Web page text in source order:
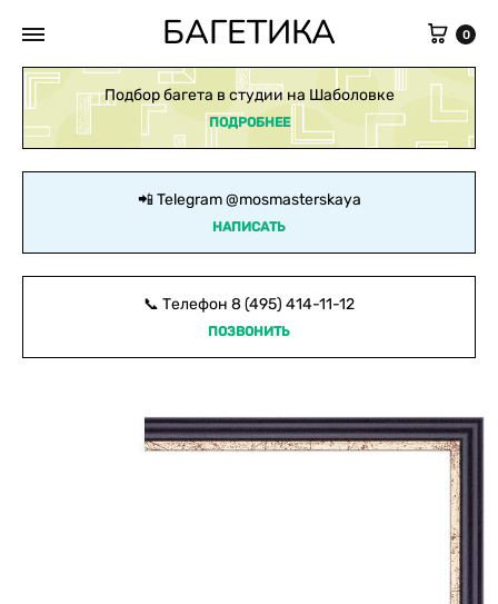
БАГЕТИКА 0
Подбор багета в студии на Шаболовке
ПОДРОБНЕЕ
📲 Telegram@mosmasterskaya
НАПИСАТЬ
📞 Телефон 8 (495) 414-11-12
ПОЗВОНИТЬ